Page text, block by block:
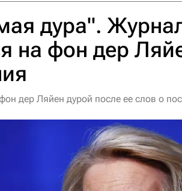
дура".
на фон дер
дер Ляйен дурой после ее слов о